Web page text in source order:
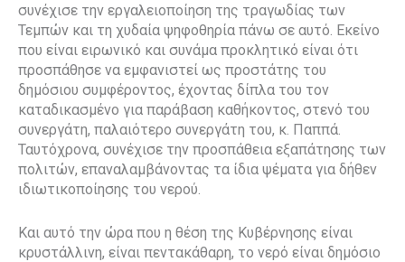
συνέχισε την εργαλειοποίηση της τραγωδίας των
Τεμπών και τη χυδαία ψηφοθηρία πάνω σε αυτό. Εκείνο
που είναι ειρωνικό και συνάμα προκλητικό είναι ότι
προσπάθησε να εμφανιστεί ως προστάτης του
δημόσιου συμφέροντος, έχοντας δίπλα του τον
καταδικασμένο για παράβαση καθήκοντος, στενό του
συνεργάτη, παλαιότερο συνεργάτη του, κ. Παππά.
Ταυτόχρονα, συνέχισε την προσπάθεια εξαπάτησης των
πολιτών, επαναλαμβάνοντας τα ίδια ψέματα για δήθεν
ιδιωτικοποίησης του νερού.
Και αυτό την ώρα που η θέση της Κυβέρνησης είναι
κρυστάλλινη, είναι πεντακάθαρη, το νερό είναι δημόσιο